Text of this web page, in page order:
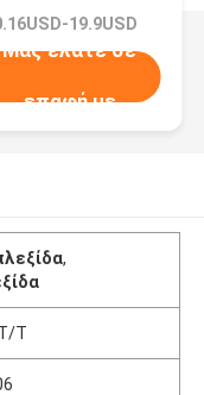
19.9USD
Μας ελάτε σε
επαφή με
,
T